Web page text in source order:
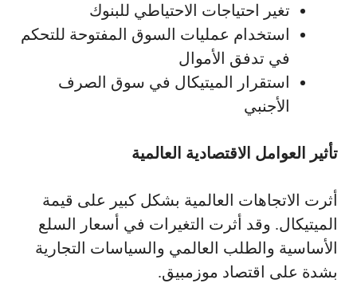
تغير احتياجات الاحتياطي للبنوك
استخدام عمليات السوق المفتوحة للتحكم
في تدفق الأموال
استقرار الميتيكال في سوق الصرف
الأجنبي
تأثير العوامل الاقتصادية العالمية
أثرت الاتجاهات العالمية بشكل كبير على قيمة
الميتيكال. وقد أثرت التغيرات في أسعار السلع
الأساسية والطلب العالمي والسياسات التجارية
بشدة على اقتصاد موزمبيق.